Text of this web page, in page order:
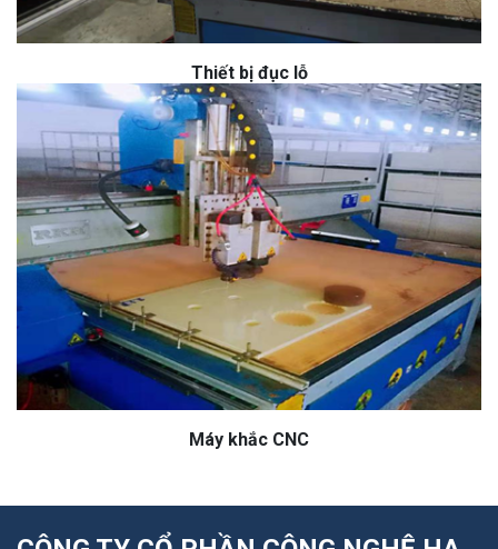
Thiết bị đục lỗ
Máy khắc CNC